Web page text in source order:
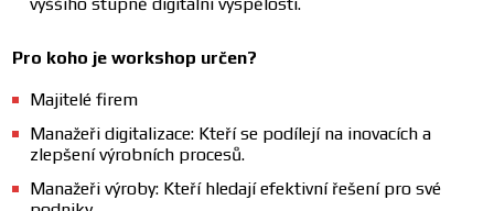
Pro koho je workshop určen?
Majitelé firem
Manažeři digitalizace: Kteří se podílejí na inovacích a
zlepšení výrobních procesů.
Manažeři výroby: Kteří hledají efektivní řešení pro své